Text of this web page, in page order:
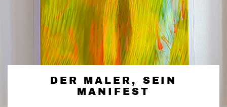
DER MALER, SEIN
MANIFEST